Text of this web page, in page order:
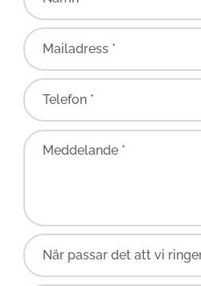
Mailadress *
Telefon *
Meddelande *